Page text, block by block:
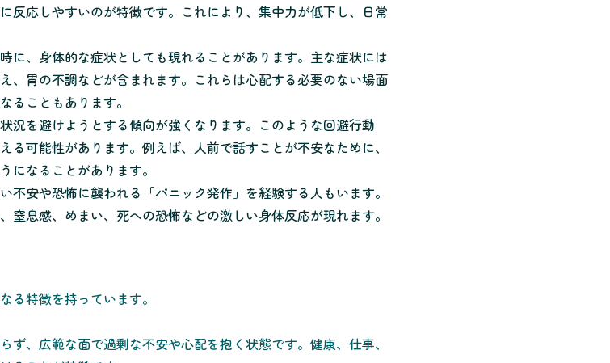
反応しやすいのが特徴です。これにより、集中力が低下し、日常
に、身体的な症状としても現れることがあります。主な症状には
、胃の不調などが含まれます。これらは心配する必要のない場面
ることもあります。
況を避けようとする傾向が強くなります。このような回避行動
る可能性があります。例えば、人前で話すことが不安なために、
になることがあります。
不安や恐怖に襲われる「パニック発作」を経験する人もいます。
窒息感、めまい、死への恐怖などの激しい身体反応が現れます。
る特徴を持っています。
、広範な面で過剰な不安や心配を抱く状態です。健康、仕事、